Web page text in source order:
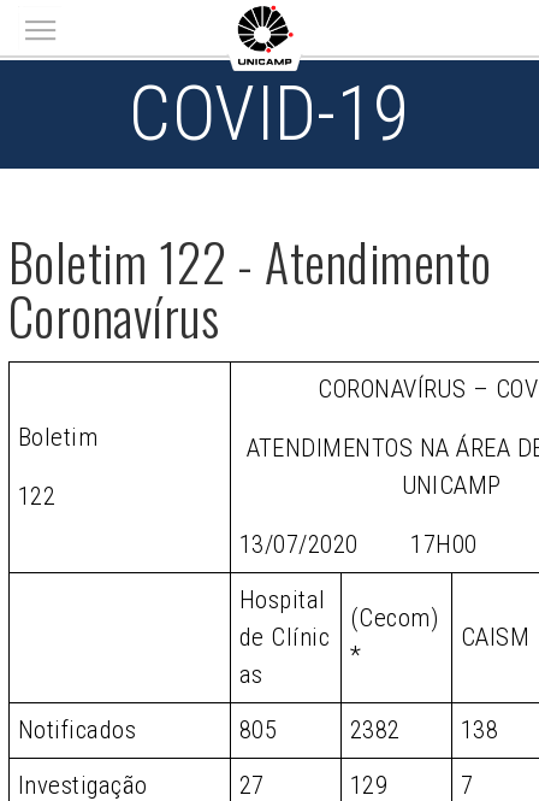
Main menu
COVID-19
Boletim 122 - Atendimento
Coronavírus
Boletim
122
CORONAVÍRUS –
ATENDIMENTOS NA ÁREA
UNICAMP
13/07/2020 17H00
Hospital
de Clínic
as
(Cecom)
*
CAISM
Notificados 805 2382
138
Investigação
27 129
7